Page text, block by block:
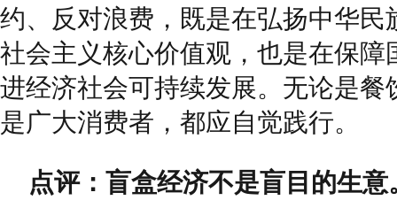
约、反对浪费，既是在弘扬中华民
社会主义核心价值观，也是在保障
进经济社会可持续发展。无论是餐
是广大消费者，都应自觉践行。
点评：盲盒经济不是盲目的生意